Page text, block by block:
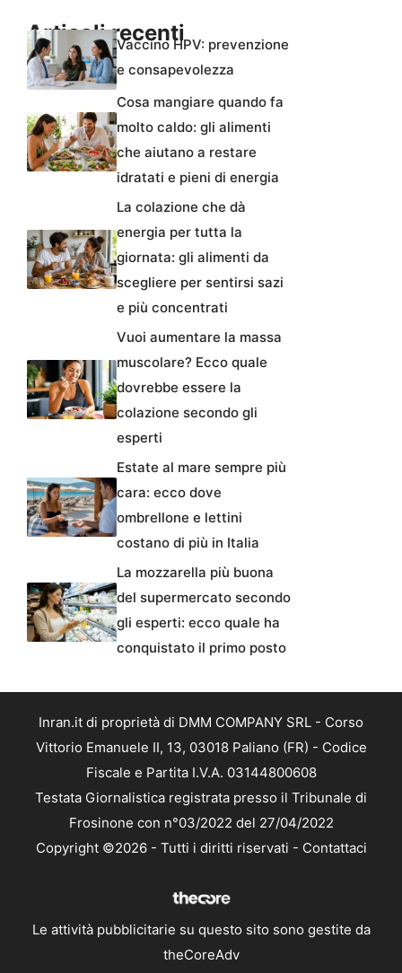
Articoli recentiVaccino HPV: prevenzione
e consapevolezza
Cosa mangiare quando fa
molto caldo: gli alimenti
che aiutano a restare
idratati e pieni di energia
La colazione che dà
energia per tutta la
giornata: gli alimenti da
scegliere per sentirsi sazi
e più concentrati
Vuoi aumentare la massa
muscolare? Ecco quale
dovrebbe essere la
colazione secondo gli
esperti
Estate al mare sempre più
cara: ecco dove
ombrellone e lettini
costano di più in Italia
La mozzarella più buona
del supermercato secondo
gli esperti: ecco quale ha
conquistato il primo posto
Inran.it di proprietà di DMM COMPANY SRL - Corso
Vittorio Emanuele II, 13, 03018 Paliano (FR) - Codice
Fiscale e Partita I.V.A. 03144800608
Testata Giornalistica registrata presso il Tribunale di
Frosinone con n°03/2022 del 27/04/2022
Copyright ©2026 - Tutti i diritti riservati - Contattaci
Le attività pubblicitarie su questo sito sono gestite da
theCoreAdv